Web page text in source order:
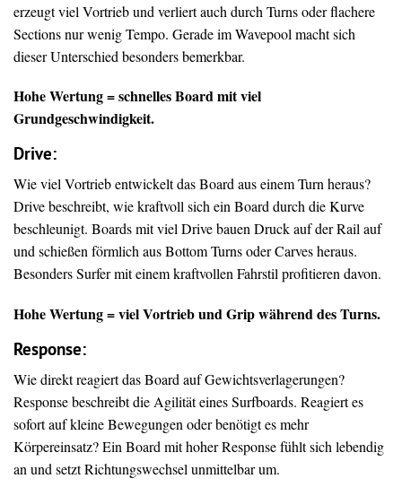
erzeugt viel Vortrieb und verliert auch durch Turns oder flachere
Sections nur wenig Tempo. Gerade im Wavepool macht sich
dieser Unterschied besonders bemerkbar.
Hohe Wertung = schnelles Board mit viel
Grundgeschwindigkeit.
Drive:
Wie viel Vortrieb entwickelt das Board aus einem Turn heraus?
Drive beschreibt, wie kraftvoll sich ein Board durch die Kurve
beschleunigt. Boards mit viel Drive bauen Druck auf der Rail auf
und schießen förmlich aus Bottom Turns oder Carves heraus.
Besonders Surfer mit einem kraftvollen Fahrstil profitieren davon.
Hohe Wertung = viel Vortrieb und Grip während des Turns.
Response:
Wie direkt reagiert das Board auf Gewichtsverlagerungen?
Response beschreibt die Agilität eines Surfboards. Reagiert es
sofort auf kleine Bewegungen oder benötigt es mehr
Körpereinsatz? Ein Board mit hoher Response fühlt sich lebendig
an und setzt Richtungswechsel unmittelbar um.